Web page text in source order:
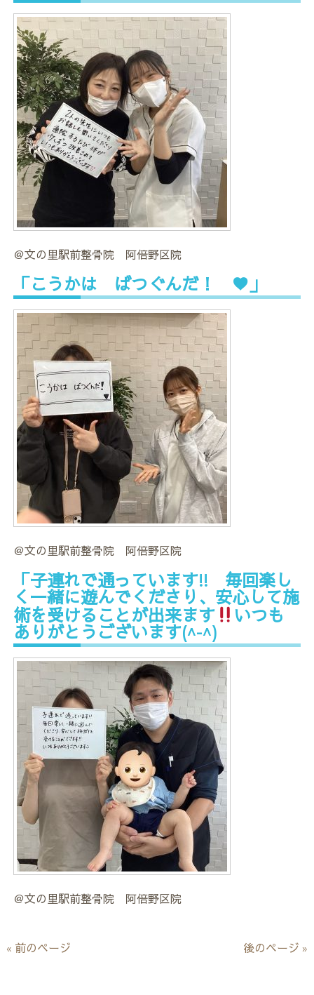
＠文の里駅前整骨院 阿倍野区院
「こうかは ばつぐんだ！ ♥」
＠文の里駅前整骨院 阿倍野区院
「子連れで通っています!! 毎回楽し
く一緒に遊んでくださり、安心して施
術を受けることが出来ます
いつも
ありがとうございます(^-^)
＠文の里駅前整骨院 阿倍野区院
« 前のページ 後のページ »